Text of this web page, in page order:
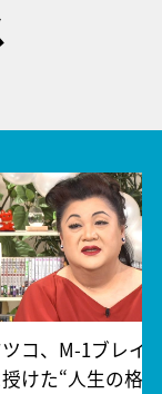
コ、M-1ブレイ
けた“人生の格